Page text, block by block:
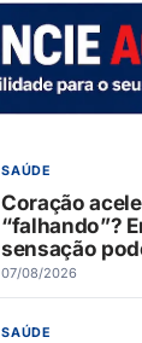
SAÚDE
Coração
“falhando”?
sensação
07/08/2026
SAÚDE